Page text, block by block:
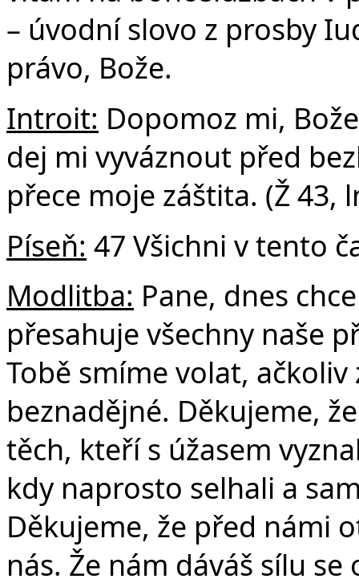
– úvodní slovo z prosby
právo, Bože.
Introit: Dopomoz mi,
dej mi vyváznout před
přece moje záštita. (Ž 43,
Píseň: 47 Všichni v tento
Modlitba: Pane, dnes
přesahuje všechny naše
Tobě smíme volat,
beznadějné. Děkujeme,
těch, kteří s úžasem
kdy naprosto selhali a
Děkujeme, že před námi
nás. Že nám dáváš sílu